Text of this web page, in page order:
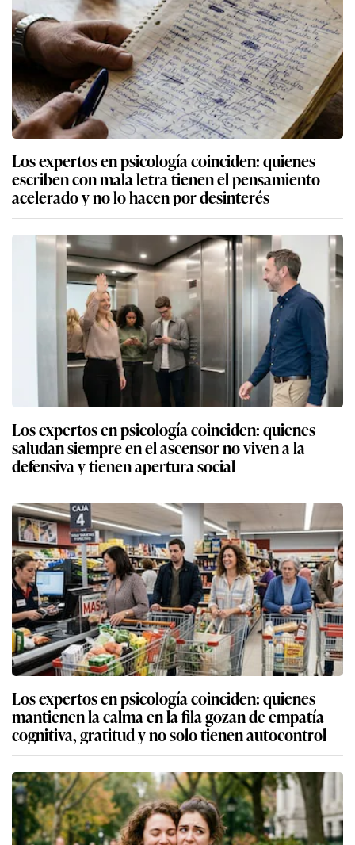
Los expertos en psicología coinciden: quienes
escriben con mala letra tienen el pensamiento
acelerado y no lo hacen por desinterés
Los expertos en psicología coinciden: quienes
saludan siempre en el ascensor no viven a la
defensiva y tienen apertura social
Los expertos en psicología coinciden: quienes
mantienen la calma en la fila gozan de empatía
cognitiva, gratitud y no solo tienen autocontrol